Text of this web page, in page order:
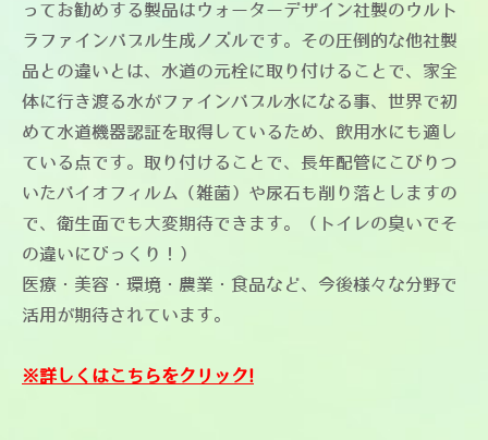
ってお勧めする製品はウォーターデザイン社製のウルト
ラファインバブル生成ノズルです。その圧倒的な他社製
品との違いとは、水道の元栓に取り付けることで、家全
体に行き渡る水がファインバブル水になる事、世界で初
めて水道機器認証を取得しているため、飲用水にも適し
ている点です。取り付けることで、長年配管にこびりつ
いたバイオフィルム（雑菌）や尿石も削り落としますの
で、衛生面でも大変期待できます。（トイレの臭いでそ
の違いにびっくり！）
医療・美容・環境・農業・食品など、今後様々な分野で
活用が期待されています。
※詳しくはこちらをクリック!